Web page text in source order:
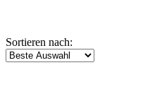
Sortieren nach: